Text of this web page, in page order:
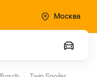
Москва